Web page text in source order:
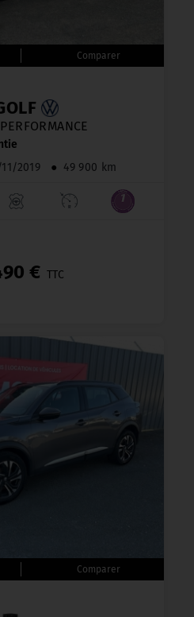
2019 ● 49 900 km
€ TTC